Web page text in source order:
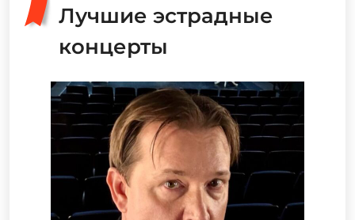
Лучшие эстрадные
концерты